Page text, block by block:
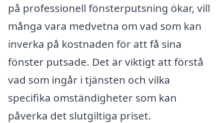
på professionell fönsterputsning ökar, vill
många vara medvetna om vad som kan
inverka på kostnaden för att få sina
fönster putsade. Det är viktigt att förstå
vad som ingår i tjänsten och vilka
specifika omständigheter som kan
påverka det slutgiltiga priset.